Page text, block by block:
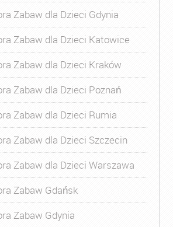
Zabaw dla Dzieci Gdynia
Zabaw dla Dzieci Katowice
Zabaw dla Dzieci Kraków
Zabaw dla Dzieci Poznań
Zabaw dla Dzieci Rumia
Zabaw dla Dzieci Szczecin
Zabaw dla Dzieci Warszawa
Zabaw Gdańsk
Zabaw Gdynia